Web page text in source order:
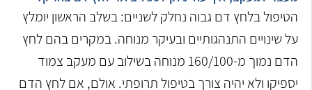
הטיפול בלחץ דם גבוה נחלק לשניים: בשלב הראשון יומלץ
על שינויים התנהגותיים ובעיקר מנוחה. במקרים בהם לחץ
הדם נמוך מ-160/100 מנוחה בשילוב עם מעקב צמוד
יספיקו ולא יהיה צורך בטיפול תרופתי. אולם, אם לחץ הדם